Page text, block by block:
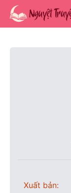
Xuất bản: